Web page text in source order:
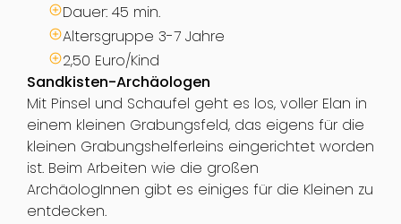
Dauer: 45 min.
Altersgruppe 3-7 Jahre
2,50 Euro/Kind
Sandkisten-Archäologen
Mit Pinsel und Schaufel geht es los, voller Elan in
einem kleinen Grabungsfeld, das eigens für die
kleinen Grabungshelferleins eingerichtet worden
ist. Beim Arbeiten wie die großen
ArchäologInnen gibt es einiges für die Kleinen zu
entdecken.